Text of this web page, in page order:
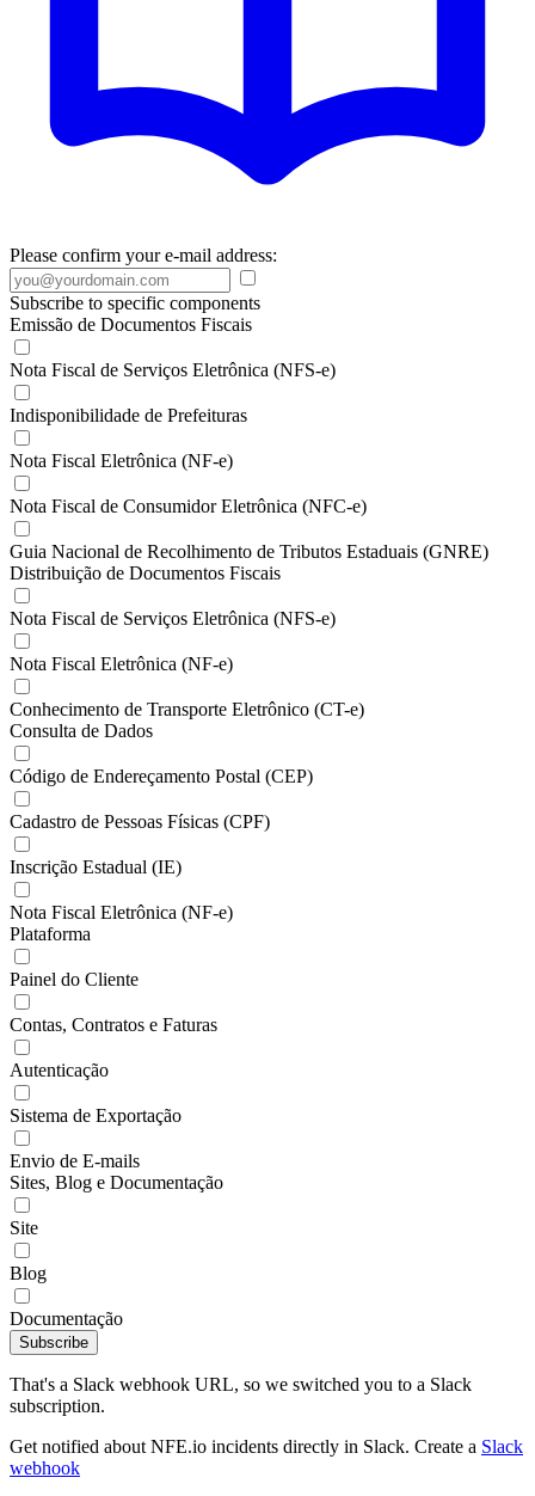
Please confirm your e-mail address:
Subscribe to specific components
Emissão de Documentos Fiscais
Nota Fiscal de Serviços Eletrônica (NFS-e)
Indisponibilidade de Prefeituras
Nota Fiscal Eletrônica (NF-e)
Nota Fiscal de Consumidor Eletrônica (NFC-e)
Guia Nacional de Recolhimento de Tributos Estaduais (GNRE)
Distribuição de Documentos Fiscais
Nota Fiscal de Serviços Eletrônica (NFS-e)
Nota Fiscal Eletrônica (NF-e)
Conhecimento de Transporte Eletrônico (CT-e)
Consulta de Dados
Código de Endereçamento Postal (CEP)
Cadastro de Pessoas Físicas (CPF)
Inscrição Estadual (IE)
Nota Fiscal Eletrônica (NF-e)
Plataforma
Painel do Cliente
Contas, Contratos e Faturas
Autenticação
Sistema de Exportação
Envio de E-mails
Sites, Blog e Documentação
Site
Blog
Documentação
Subscribe
That's a Slack webhook URL, so we switched you to a Slack
subscription.
Get notified about NFE.io incidents directly in Slack. Create a Slack
webhook